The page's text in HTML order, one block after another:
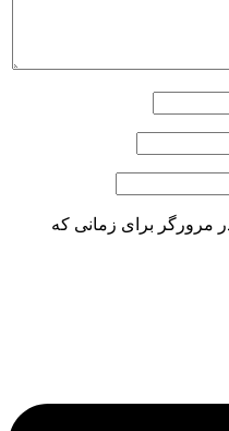
مرورگر برای زمانی که